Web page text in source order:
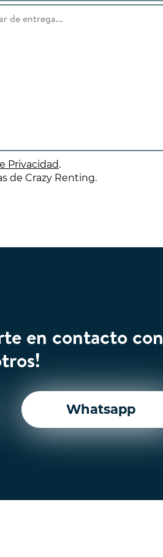
Privacidad.
de Crazy Renting.
en contacto con
Whatsapp